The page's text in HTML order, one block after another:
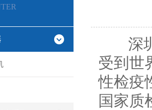
深
受到世
性检疫
国家质